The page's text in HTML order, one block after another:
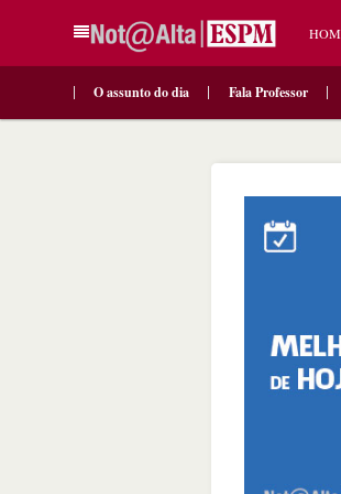
O assunto do dia Fala Professor